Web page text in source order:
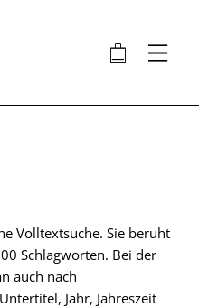
🛍 ⋮
Volltextsuche. Sie beruht
Schlagworten. Bei der
auch nach
Jahr, Jahreszeit